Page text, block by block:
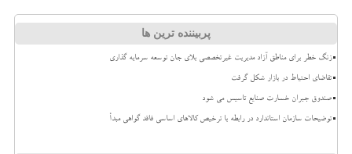
پربیننده ترین ها
زنگ خطر برای مناطق آزاد مدیریت غیرتخصصی بلای جان توسعه سرمایه گذاری
تقاضای احتیاط در بازار شکل گرفت
صندوق جبران خسارت صنایع تاسیس می شود
توضیحات سازمان استاندارد در رابطه با ترخیص کالاهای اساسی فاقد گواهی مبدأ